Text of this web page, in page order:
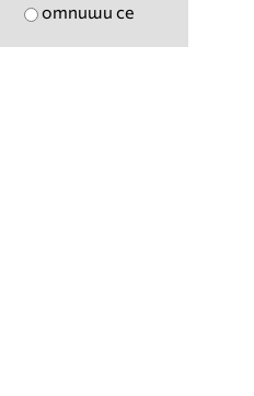
отпиши се